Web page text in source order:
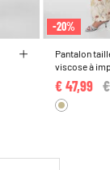
-20%
Pantalon
viscose à
€ 47,99